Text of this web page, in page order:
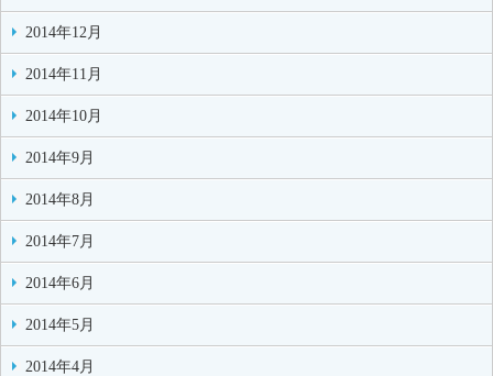
2014年12月
2014年11月
2014年10月
2014年9月
2014年8月
2014年7月
2014年6月
2014年5月
2014年4月